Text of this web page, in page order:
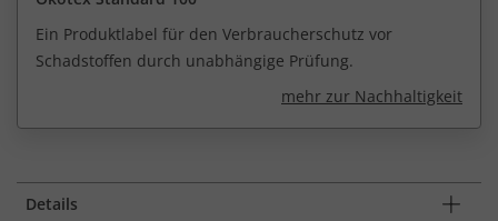
Ein Produktlabel für den Verbraucherschutz vor
Schadstoffen durch unabhängige Prüfung.
mehr zur Nachhaltigkeit
Details